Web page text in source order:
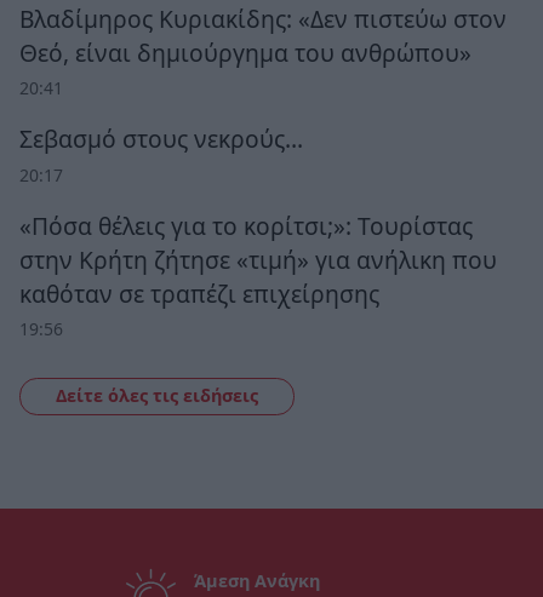
Βλαδίμηρος Κυριακίδης: «Δεν πιστεύω στον
Θεό, είναι δημιούργημα του ανθρώπου»
20:41
Σεβασμό στους νεκρούς…
20:17
«Πόσα θέλεις για το κορίτσι;»: Τουρίστας
στην Κρήτη ζήτησε «τιμή» για ανήλικη που
καθόταν σε τραπέζι επιχείρησης
19:56
Δείτε όλες τις ειδήσεις
Άμεση Ανάγκη